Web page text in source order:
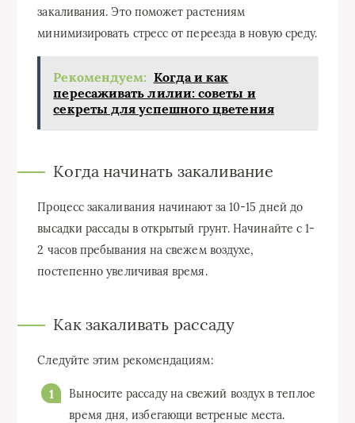
закаливания. Это поможет растениям
минимизировать стресс от переезда в новую среду.
Рекомендуем: Когда и как
пересаживать лилии: советы и
секреты для успешного цветения
Когда начинать закаливание
Процесс закаливания начинают за 10-15 дней до
высадки рассады в открытый грунт. Начинайте с 1-
2 часов пребывания на свежем воздухе,
постепенно увеличивая время.
Как закаливать рассаду
Следуйте этим рекомендациям:
Выносите рассаду на свежий воздух в теплое
время дня, избегающи ветреные места.